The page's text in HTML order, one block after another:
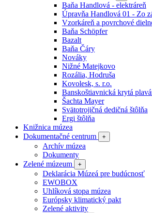
Baňa Handlová - elektráreň
Úpravňa Handlová 01 - Zo
Vzorkáreň a povrchové
Baňa Schöpfer
Bazalt
Baňa Čáry
Nováky
Nižné Matejkovo
Rozália, Hodruša
Kovolesk, s. r.o.
Banskoštiavnická krytá
Šachta Mayer
Svätotrojičná dedičná štôlňa
Ergi štôlňa
Knižnica múzea
Dokumentačné centrum
+
Archív múzea
Dokumenty
Zelené múzeum
+
Deklarácia Múzeá pre budúcnosť
EWOBOX
Uhlíková stopa múzea
Európsky klimatický pakt
Zelené aktivity